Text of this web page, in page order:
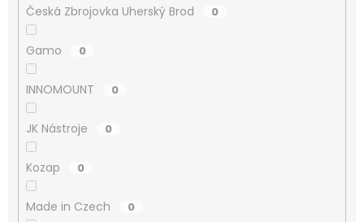
Česká Zbrojovka Uherský Brod 0
Gamo 0
INNOMOUNT 0
JK Nástroje 0
Kozap 0
Made in Czech 0